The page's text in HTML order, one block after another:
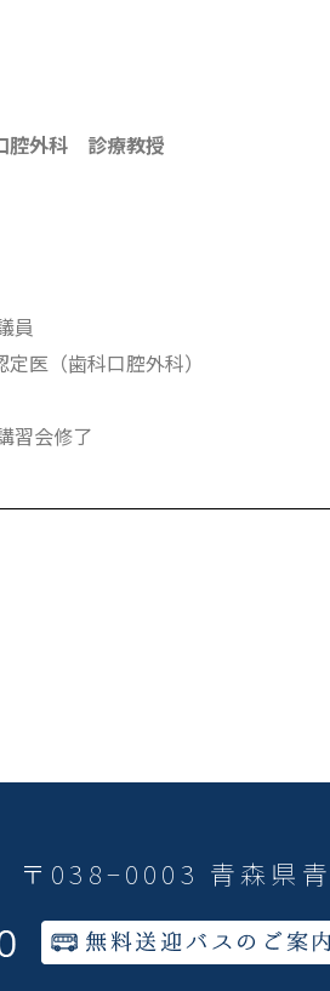
腔外科 診療教授
員
医（歯科口腔外科）
習会修了
〒038−0003 青森県